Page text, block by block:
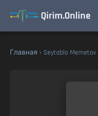
Qirim.Online
Главная › Seytabla Memetov